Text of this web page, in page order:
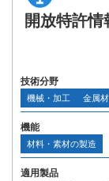
開放特許情
技術分野
機械・加工 金属
機能
材料・素材の製造
適用製品